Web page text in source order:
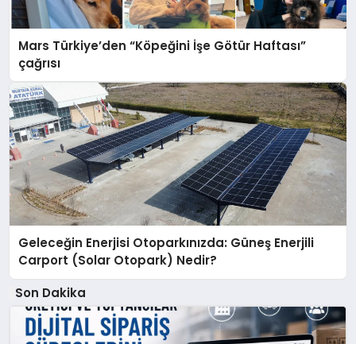
Mars Türkiye’den “Köpeğini İşe Götür Haftası”
çağrısı
Geleceğin Enerjisi Otoparkınızda: Güneş Enerjili
Carport (Solar Otopark) Nedir?
Son Dakika